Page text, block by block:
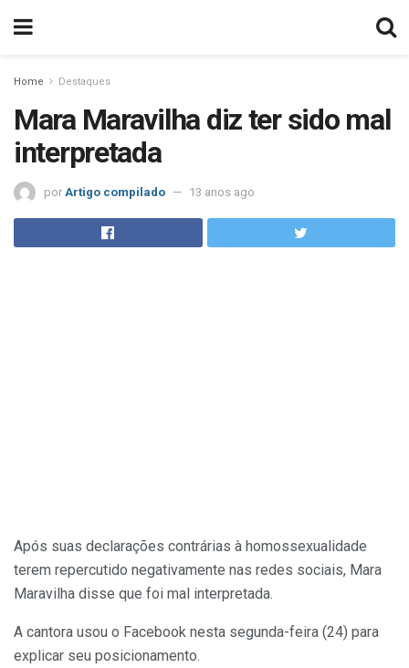
Home Destaques
Mara Maravilha diz ter sido mal
interpretada
por Artigo compilado 13 anos ago
Após suas declarações contrárias à homossexualidade
terem repercutido negativamente nas redes sociais, Mara
Maravilha disse que foi mal interpretada.
A cantora usou o Facebook nesta segunda-feira (24) para
explicar seu posicionamento.